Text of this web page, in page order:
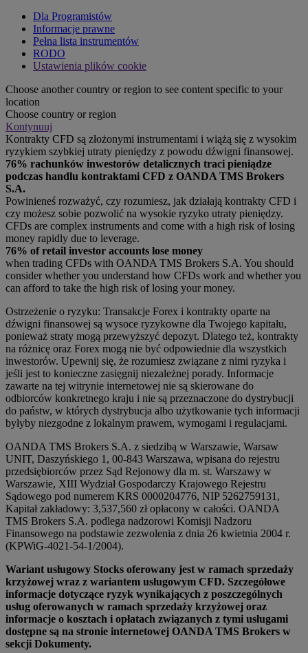
Dla Programistów
Informacje prawne
Pełna lista instrumentów
RODO
Ustawienia plików cookie
Choose another country or region to see content specific to your
location
Choose country or region
Kontynuuj
Kontrakty CFD są złożonymi instrumentami i wiążą się z wysokim
ryzykiem szybkiej utraty pieniędzy z powodu dźwigni finansowej.
76% rachunków inwestorów detalicznych traci pieniądze
podczas handlu kontraktami CFD z OANDA TMS Brokers
S.A.
Powinieneś rozważyć, czy rozumiesz, jak działają kontrakty CFD i
czy możesz sobie pozwolić na wysokie ryzyko utraty pieniędzy.
CFDs are complex instruments and come with a high risk of losing
money rapidly due to leverage.
76% of retail investor accounts lose money
when trading CFDs with OANDA TMS Brokers S.A. You should
consider whether you understand how CFDs work and whether you
can afford to take the high risk of losing your money.
Ostrzeżenie o ryzyku: Transakcje Forex i kontrakty oparte na
dźwigni finansowej są wysoce ryzykowne dla Twojego kapitału,
ponieważ straty mogą przewyższyć depozyt. Dlatego też, kontrakty
na różnicę oraz Forex mogą nie być odpowiednie dla wszystkich
inwestorów. Upewnij się, że rozumiesz związane z nimi ryzyka i
jeśli jest to konieczne zasięgnij niezależnej porady. Informacje
zawarte na tej witrynie internetowej nie są skierowane do
odbiorców konkretnego kraju i nie są przeznaczone do dystrybucji
do państw, w których dystrybucja albo użytkowanie tych informacji
byłyby niezgodne z lokalnym prawem, wymogami i regulacjami.
OANDA TMS Brokers S.A. z siedzibą w Warszawie, Warsaw
UNIT, Daszyńskiego 1, 00-843 Warszawa, wpisana do rejestru
przedsiębiorców przez Sąd Rejonowy dla m. st. Warszawy w
Warszawie, XIII Wydział Gospodarczy Krajowego Rejestru
Sądowego pod numerem KRS 0000204776, NIP 5262759131,
Kapitał zakładowy: 3,537,560 zł opłacony w całości. OANDA
TMS Brokers S.A. podlega nadzorowi Komisji Nadzoru
Finansowego na podstawie zezwolenia z dnia 26 kwietnia 2004 r.
(KPWiG-4021-54-1/2004).
Wariant usługowy Stocks oferowany jest w ramach sprzedaży
krzyżowej wraz z wariantem usługowym CFD. Szczegółowe
informacje dotyczące ryzyk wynikających z poszczególnych
usług oferowanych w ramach sprzedaży krzyżowej oraz
informacje o kosztach i opłatach związanych z tymi usługami
dostępne są na stronie internetowej OANDA TMS Brokers w
sekcji Dokumenty.